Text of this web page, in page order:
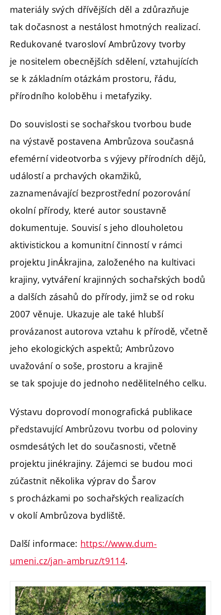
materiály svých dřívějších děl a zdůrazňuje
tak dočasnost a nestálost hmotných realizací.
Redukované tvarosloví Ambrůzovy tvorby
je nositelem obecnějších sdělení, vztahujících
se k základním otázkám prostoru, řádu,
přírodního koloběhu i metafyziky.
Do souvislosti se sochařskou tvorbou bude
na výstavě postavena Ambrůzova současná
efemérní videotvorba s výjevy přírodních dějů,
událostí a prchavých okamžiků,
zaznamenávající bezprostřední pozorování
okolní přírody, které autor soustavně
dokumentuje. Souvisí s jeho dlouholetou
aktivistickou a komunitní činností v rámci
projektu JinÁkrajina, založeného na kultivaci
krajiny, vytváření krajinných sochařských bodů
a dalších zásahů do přírody, jimž se od roku
2007 věnuje. Ukazuje ale také hlubší
provázanost autorova vztahu k přírodě, včetně
jeho ekologických aspektů; Ambrůzovo
uvažování o soše, prostoru a krajině
se tak spojuje do jednoho nedělitelného celku.
Výstavu doprovodí monografická publikace
představující Ambrůzovu tvorbu od poloviny
osmdesátých let do současnosti, včetně
projektu jinékrajiny. Zájemci se budou moci
zúčastnit několika výprav do Šarov
s procházkami po sochařských realizacích
v okolí Ambrůzova bydliště.
Další informace: https://www.dum-
umeni.cz/jan-ambruz/t9114.